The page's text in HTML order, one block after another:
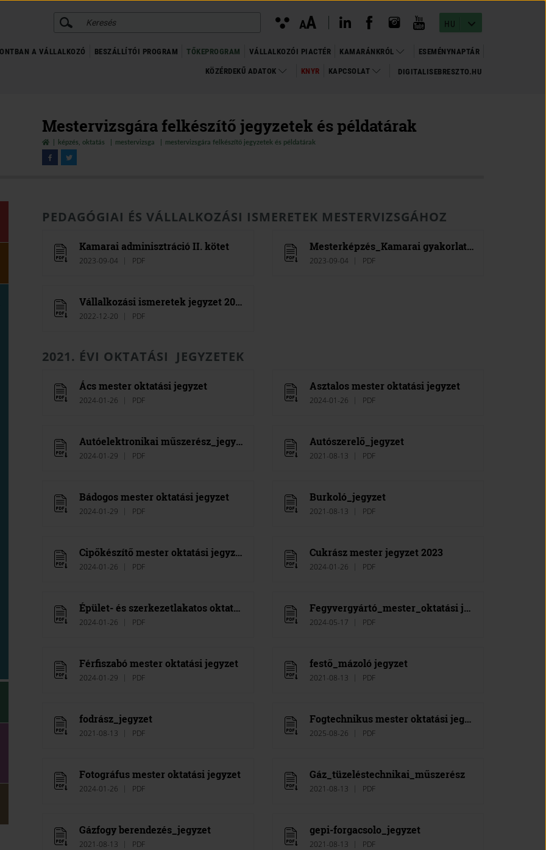
KERESÉS Kontraszt
nézet
Betűméret
AA linkedin megnyitása
(open in new window)facebook megnyitása
(open in new window)instagram megnyitása
(open in new window)youtube megnyitása
(open in new window)
HU
A VÁLLALKOZÓ BESZÁLLÍTÓI PROGRAM TŐKEPROGRAM VÁLLALKOZÓI PIACTÉR KAMARÁNKRÓL ESEMÉNYNAPTÁR
KÖZÉRDEKŰ ADATOK
KNYR
KAPCSOLAT
DIGITALISEBRESZTO.HU
Mestervizsgára felkészítő jegyzetek és példatárak
képzés, oktatás mestervizsga mestervizsgára felkészítő jegyzetek és példatárak
PEDAGÓGIAI ÉS VÁLLALKOZÁSI ISMERETEK MESTERVIZSGÁHOZ
Kamarai adminisztráció II. kötet
2023-09-04 PDF
Mesterképzés_Kamarai gyakorlati oktatói képzés I. kötet
2023-09-04 PDF
Vállalkozási ismeretek jegyzet 2022
2022-12-20 PDF
2021. ÉVI OKTATÁSI JEGYZETEK
Ács mester oktatási jegyzet
2024-01-26 PDF
Asztalos mester oktatási jegyzet
2024-01-26 PDF
Autóelektronikai műszerész_jegyzet
2024-01-29 PDF
Autószerelő_jegyzet
2021-08-13 PDF
Bádogos mester oktatási jegyzet
2024-01-29 PDF
Burkoló_jegyzet
2021-08-13 PDF
Cipőkészítő mester oktatási jegyzet
2024-01-26 PDF
Cukrász mester jegyzet 2023
2024-01-26 PDF
Épület- és szerkezetlakatos oktatási jegyzet
2024-01-26 PDF
Fegyvergyártó_mester_oktatási jegyzet_2021
2024-05-17 PDF
Férfiszabó mester oktatási jegyzet
2024-01-29 PDF
festő_mázoló jegyzet
2021-08-13 PDF
fodrász_jegyzet
2021-08-13 PDF
Fogtechnikus mester oktatási jegyzet 2024
2025-08-26 PDF
Fotográfus mester oktatási jegyzet
2024-01-26 PDF
Gáz_tüzeléstechnikai_műszerész
2021-08-13 PDF
Gázfogy berendezés_jegyzet
2021-08-13 PDF
gepi-forgacsolo_jegyzet
2021-08-13 PDF